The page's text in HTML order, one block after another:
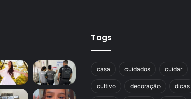
Tags
casa cuidados cuidar
cultivo decoração dicas